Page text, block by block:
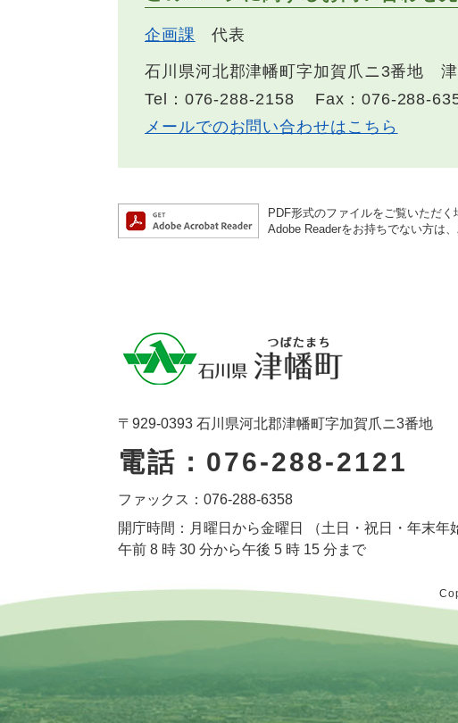
企画課 代表
石川県河北郡津幡町字加賀爪ニ3番地
Tel：076-288-2158
Fax：076-288-
メールでのお問い合わせはこちら
PDF形式のファイルをご覧いただく
Adobe Readerをお持ちでない方は
〒929-0393 石川県河北郡津幡町字加賀爪ニ3番地
電話：076-288-2121
ファックス：076-288-6358
開庁時間：月曜日から金曜日 （土日・祝日・年末年
午前 8 時 30 分から午後 5 時 15 分まで